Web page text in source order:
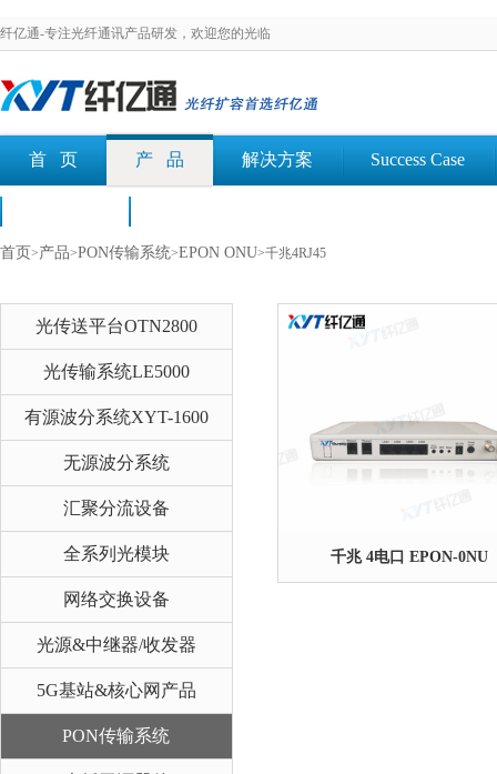
纤亿通-专注光纤通讯产品研发，欢迎您的光临
首 页 产 品 解决方案 Success Case
首页 >产品>PON传输系统>EPON ONU>千兆4RJ45
光传送平台OTN2800
光传输系统LE5000
有源波分系统XYT-1600
无源波分系统
汇聚分流设备
全系列光模块
网络交换设备
光源&中继器/收发器
5G基站&核心网产品
PON传输系统
千兆 4电口 EPON-0NU